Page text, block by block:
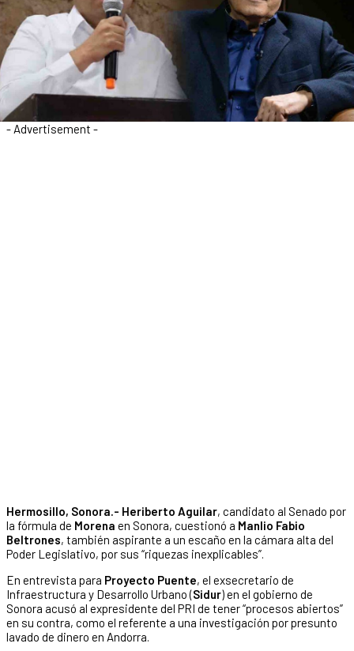
- Advertisement -
Hermosillo, Sonora.- Heriberto Aguilar, candidato al Senado por
la fórmula de Morena en Sonora, cuestionó a Manlio Fabio
Beltrones, también aspirante a un escaño en la cámara alta del
Poder Legislativo, por sus “riquezas inexplicables”.
En entrevista para Proyecto Puente, el exsecretario de
Infraestructura y Desarrollo Urbano (Sidur) en el gobierno de
Sonora acusó al expresidente del PRI de tener “procesos abiertos”
en su contra, como el referente a una investigación por presunto
lavado de dinero en Andorra.